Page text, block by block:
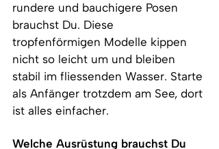
rundere und bauchigere Posen
brauchst Du. Diese
tropfenförmigen Modelle kippen
nicht so leicht um und bleiben
stabil im fliessenden Wasser. Starte
als Anfänger trotzdem am See, dort
ist alles einfacher.
Welche Ausrüstung brauchst Du